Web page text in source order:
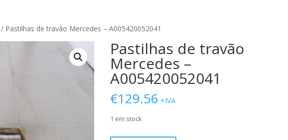
/ Pastilhas de travão Mercedes – A005420052041
Pastilhas de travão
Mercedes –
A005420052041
€129.56 +IVA
1 em stock